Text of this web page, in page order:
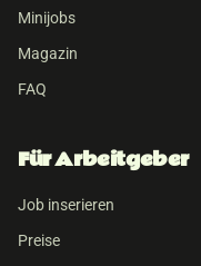
Minijobs
Magazin
FAQ
Für Arbeitgeber
Job inserieren
Preise